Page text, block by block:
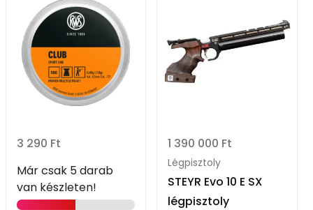
3 290 Ft
Már csak 5 darab
van készleten!
1 390 000 Ft
Légpisztoly
STEYR Evo 10 E SX
légpisztoly